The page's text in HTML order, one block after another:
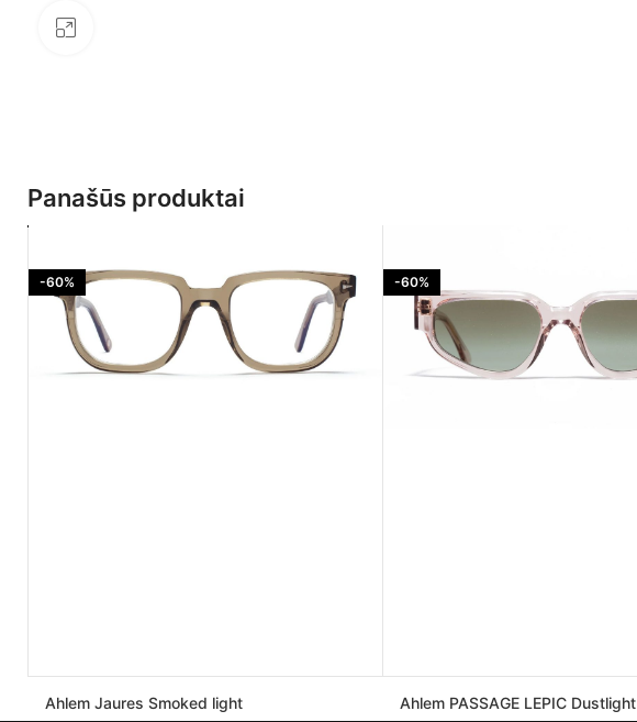
Panašūs produktai
-60%
Ahlem Jaures Smoked light
-60%
Ahlem PASSAGE LEPIC Dustlight